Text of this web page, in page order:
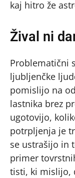
kaj hitro že
Žival ni
Problematični
ljubljenčke
pomislijo na
lastnika brez
ugotovijo,
potrpljenja je
se ustrašijo in
primer
tisti, ki mislijo,